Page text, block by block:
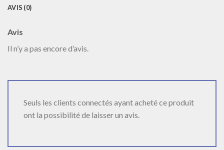
AVIS (0)
Avis
Il n’y a pas encore d’avis.
Seuls les clients connectés ayant acheté ce produit
ont la possibilité de laisser un avis.